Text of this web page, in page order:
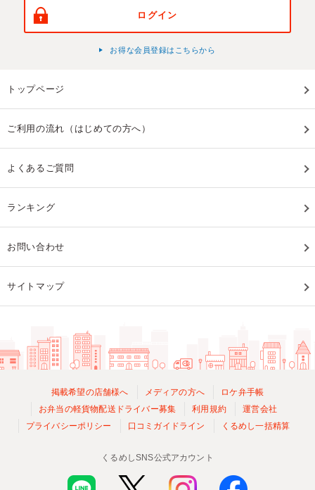
ログイン
お得な会員登録はこちらから
トップページ
ご利用の流れ（はじめての方へ）
よくあるご質問
ランキング
お問い合わせ
サイトマップ
掲載希望の店舗様へ メディアの方へ
ロケ弁手帳
お弁当の軽貨物配送ドライバー募集
利用規約
運営会社
プライバシーポリシー
口コミガイドライン くるめし一括精算
くるめしSNS公式アカウント